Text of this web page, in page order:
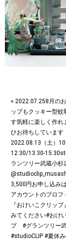
« 2022.07.258月の
ップもクッキー型蚊
す気軽に楽しく作れ
ひお待ちしています
2022.08.13（土）
12:30/13:30-
ランツリー武蔵小杉
3,500円お申し込み
アカウントのプロフ
『おけいこクリッ
みてください︎#おけ
プ #グランツリー
#studioCLIP #夏休